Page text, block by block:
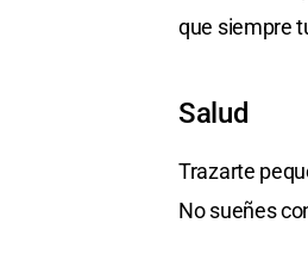
que siempre
Salud
Trazarte
No sueñes